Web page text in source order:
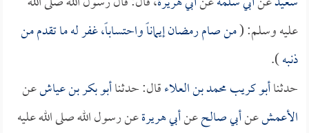
عليه وسلم: (من صام رمضان إيماناً واحتساباً، غفر له ما تقدم من
ذنبه).
حدثناأبو كريب محمد بن العلاءقال: حدثناأبو بكر بن عياشعن
الأعمشعنأبي صالحعنأبي هريرةعن رسول الله صلى الله عليه